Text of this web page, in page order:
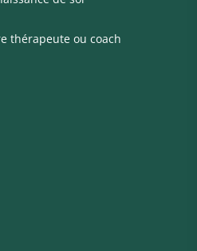
thérapeute ou coach